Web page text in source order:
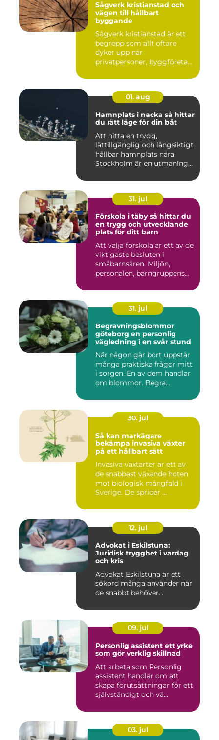
Sågverk kristianstad och
vägen till hållbart
byggande
Sågverk kristianstad är ett
begrepp som allt oftare
dyker upp när
privatpersoner, byggföretag
01. aug
Hamnplats i nacka så hittar
du rätt läge för din båt
Att hitta en trygg,
lättillgänglig och långsiktigt
hållbar hamnplats nära
Stockholm är en utmaning
31. jul
Förskola i täby så hittar du
en trygg och utvecklande
plats för ditt barn
Att välja förskola är ett av de
viktigaste besluten i
småbarnsåren. Miljön,
personalen, barngruppens...
31. jul
Begravningsblommor
göteborg en personlig
vägledning i en svår stund
När någon går bort uppstår
många praktiska frågor mitt
i sorgen. En av dem handlar
om blommor. Begra...
30. jul
Så kan markägare
bekämpa invasiva växter
på ett hållbart sätt
Invasiva växtarter är ett av
de snabbast växande hoten
mot biologisk mångfald i
Sverige. De sprider ...
12. jul
Advokat i Eskilstuna:
Juridisk trygghet i vardag
och kris
Advokat Eskilstuna är ett
sökord många använder när
de snabbt behöver...
09. jul
Personlig assistent ett yrke
som gör verklig skillnad
Att arbeta som Personlig
assistent handlar om att
skapa förutsättningar för ett
självständigt och vä...
03. jul